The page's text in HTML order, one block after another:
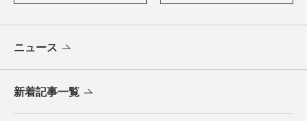
ニュース
新着記事一覧